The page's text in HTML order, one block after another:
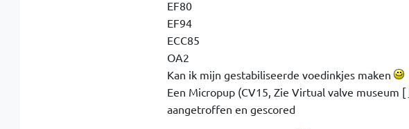
EF80
EF94
ECC85
OA2
Kan ik mijn gestabiliseerde voedinkjes maken
Een Micropup (CV15, Zie Virtual valve museum [
aangetroffen en gescored